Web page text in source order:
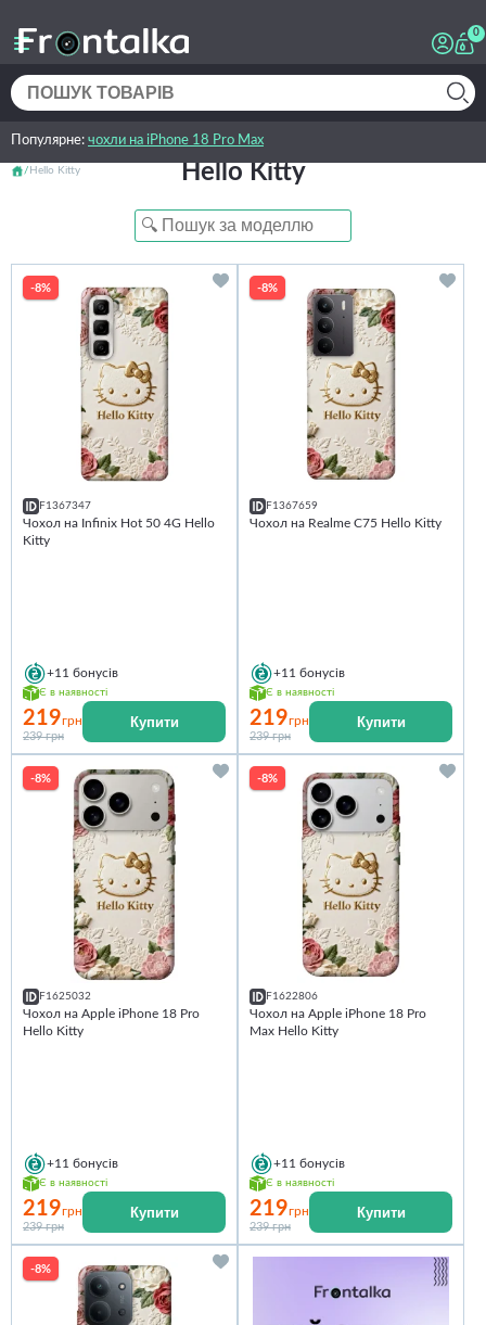
0
Популярне: чохли на iPhone 18 Pro Max
Hello Kitty Hello Kitty
-8%
F1367347
Чохол на Infinix Hot 50 4G Hello
Kitty
+11 бонусів
Є в наявності
219грн
239 грн
Купити
-8%
F1367659
Чохол на Realme C75 Hello Kitty
+11 бонусів
Є в наявності
219грн
239 грн
Купити
-8%
F1625032
Чохол на Apple iPhone 18 Pro
Hello Kitty
+11 бонусів
Є в наявності
219грн
239 грн
Купити
-8%
F1622806
Чохол на Apple iPhone 18 Pro
Max Hello Kitty
+11 бонусів
Є в наявності
219грн
239 грн
Купити
-8%